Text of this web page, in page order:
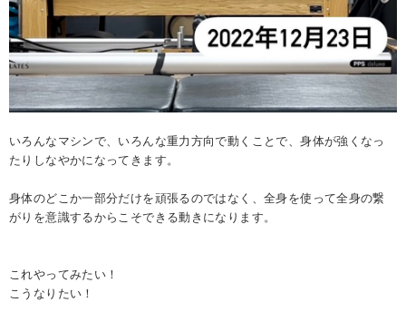
いろんなマシンで、いろんな重力方向で動くことで、身体が強くなっ
たりしなやかになってきます。
身体のどこか一部分だけを頑張るのではなく、全身を使って全身の繋
がりを意識するからこそできる動きになります。
これやってみたい！
こうなりたい！